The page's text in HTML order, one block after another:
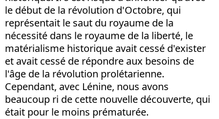
le début de la révolution d'Octobre, qui
représentait le saut du royaume de la
nécessité dans le royaume de la liberté, le
matérialisme historique avait cessé d'exister
et avait cessé de répondre aux besoins de
l'âge de la révolution prolétarienne.
Cependant, avec Lénine, nous avons
beaucoup ri de cette nouvelle découverte, qui
était pour le moins prématurée.